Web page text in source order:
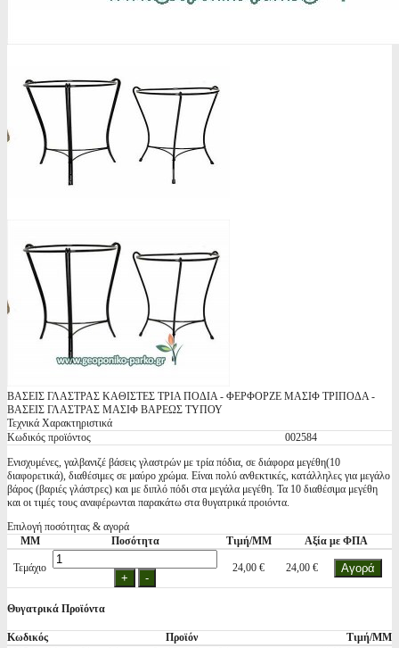
ΒΑΣΕΙΣ ΓΛΑΣΤΡΑΣ ΚΑΘΙΣΤΕΣ ΤΡΙΑ ΠΟΔΙΑ - ΦΕΡΦΟΡΖΕ ΜΑΣΙΦ ΤΡΙΠΟΔΑ -
ΒΑΣΕΙΣ ΓΛΑΣΤΡΑΣ ΜΑΣΙΦ ΒΑΡΕΩΣ ΤΥΠΟΥ
Τεχνικά Χαρακτηριστικά
Κωδικός προϊόντος
002584
Ενισχυμένες, γαλβανιζέ βάσεις γλαστρών με τρία πόδια, σε διάφορα μεγέθη(10
διαφορετικά), διαθέσιμες σε μαύρο χρώμα. Είναι πολύ ανθεκτικές, κατάλληλες για μεγάλο
βάρος (βαριές γλάστρες) και με διπλό πόδι στα μεγάλα μεγέθη. Τα 10 διαθέσιμα μεγέθη
και οι τιμές τους αναφέρωνται παρακάτω στα θυγατρικά προιόντα.
Επιλογή ποσότητας & αγορά
ΜΜ
Ποσότητα Τιμή/ΜΜ Αξία με ΦΠΑ
Τεμάχιο 24,00 € 24,00 €
Θυγατρικά Προϊόντα
Κωδικός Προϊόν
Τιμή/ΜΜ